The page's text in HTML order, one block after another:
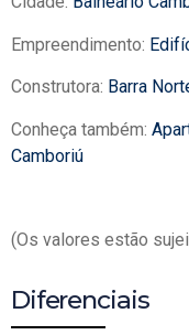
Empreendimento:
Construtora: Barra
Conheça também:
Camboriú
(Os valores estão
Diferenciais